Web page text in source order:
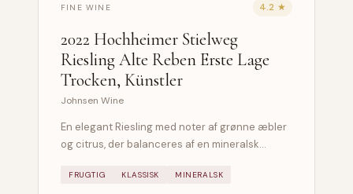
FINE WINE 4.2 ★
2022 Hochheimer Stielweg
Riesling Alte Reben Erste Lage
Trocken, Künstler
Johnsen Wine
En elegant Riesling med noter af grønne æbler
og citrus, der balanceres af en mineralsk…
FRUGTIG KLASSISK MINERALSK